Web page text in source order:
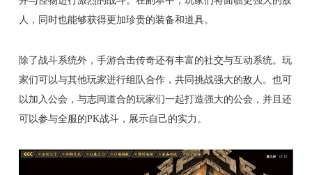
人，同时也能够获得更加珍贵的装备和道具。
除了战斗系统外，手游合击传奇还有丰富的社交与互动系统。玩
家们可以与其他玩家进行组队合作，共同挑战强大的敌人。也可
以加入公会，与志同道合的玩家们一起打造强大的公会，并且还
可以参与全服的PK战斗，展示自己的实力。